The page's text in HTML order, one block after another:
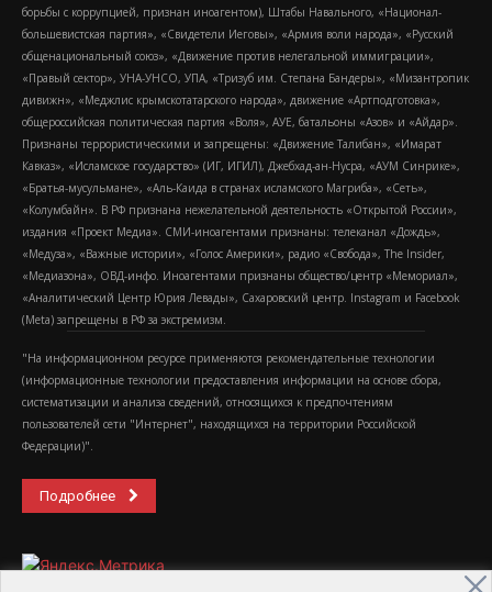
борьбы с коррупцией, признан иноагентом), Штабы Навального, «Национал-
большевистская партия», «Свидетели Иеговы», «Армия воли народа», «Русский
общенациональный союз», «Движение против нелегальной иммиграции»,
«Правый сектор», УНА-УНСО, УПА, «Тризуб им. Степана Бандеры», «Мизантропик
дивижн», «Меджлис крымскотатарского народа», движение «Артподготовка»,
общероссийская политическая партия «Воля», АУЕ, батальоны «Азов» и «Айдар».
Признаны террористическими и запрещены: «Движение Талибан», «Имарат
Кавказ», «Исламское государство» (ИГ, ИГИЛ), Джебхад-ан-Нусра, «АУМ Синрике»,
«Братья-мусульмане», «Аль-Каида в странах исламского Магриба», «Сеть»,
«Колумбайн». В РФ признана нежелательной деятельность «Открытой России»,
издания «Проект Медиа». СМИ-иноагентами признаны: телеканал «Дождь»,
«Медуза», «Важные истории», «Голос Америки», радио «Свобода», The Insider,
«Медиазона», ОВД-инфо. Иноагентами признаны общество/центр «Мемориал»,
«Аналитический Центр Юрия Левады», Сахаровский центр. Instagram и Facebook
(Metа) запрещены в РФ за экстремизм.
"На информационном ресурсе применяются рекомендательные технологии
(информационные технологии предоставления информации на основе сбора,
систематизации и анализа сведений, относящихся к предпочтениям
пользователей сети "Интернет", находящихся на территории Российской
Федерации)".
Подробнее